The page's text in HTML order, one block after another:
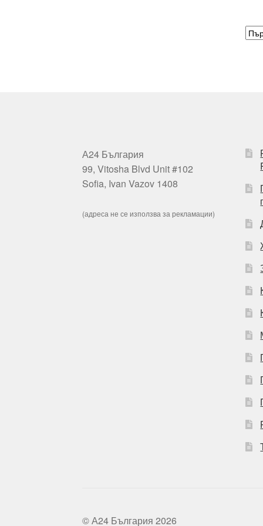
А24 България
99, Vitosha Blvd Unit #102
Sofia, Ivan Vazov 1408
(адреса не се използва за рекламации)
© А24 България 2026